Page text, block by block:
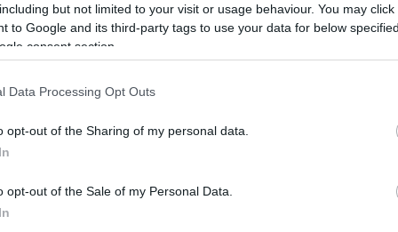
but not limited to your visit or usage behaviour. You may
to Google and its third-party tags to use your data for below
consent section.
Data Processing Opt Outs
opt-out of the Sharing of my personal data.
opt-out of the Sale of my Personal Data.
szabályok alapján vele szemben akár
Járásbíróság fogja meghozni.